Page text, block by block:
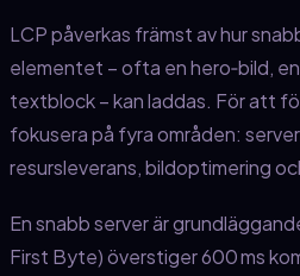
LCP påverkas främst av hur
elementet – ofta en hero‑bild,
textblock – kan laddas. För att
fokusera på fyra områden:
resursleverans, bildoptimering
En snabb server är
First Byte) överstiger 600 ms